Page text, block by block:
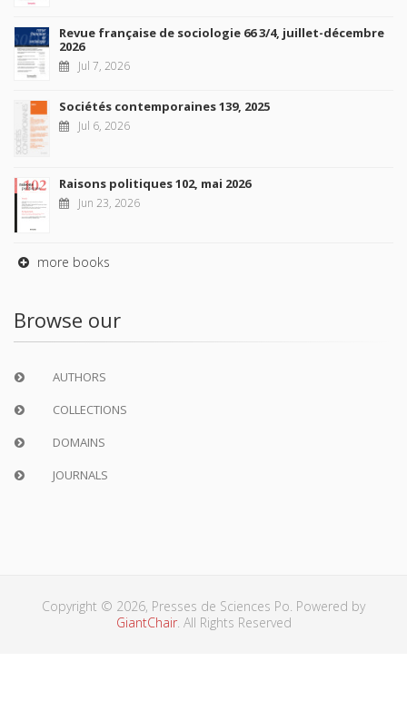
Revue française de sociologie 66 3/4, juillet-décembre
2026
Jul 7, 2026
Sociétés contemporaines 139, 2025
Jul 6, 2026
Raisons politiques 102, mai 2026
Jun 23, 2026
more books
Browse our
AUTHORS
COLLECTIONS
DOMAINS
JOURNALS
Copyright © 2026, Presses de Sciences Po. Powered by
GiantChair. All Rights Reserved